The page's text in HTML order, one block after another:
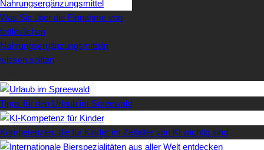
Was Sie über die Einnahme von
fettlöslichen
Nahrungsergänzungsmitteln
wissen sollten
Tipps für den Urlaub im Spreewald
Kompetenzen, die für Kinder im Zeitalter von KI wichtig sind